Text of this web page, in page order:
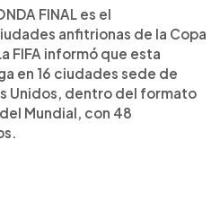
FINAL es el
anfitrionas de la Copa
FIFA informó que esta
en 16 ciudades sede de
Unidos, dentro del formato
Mundial, con 48